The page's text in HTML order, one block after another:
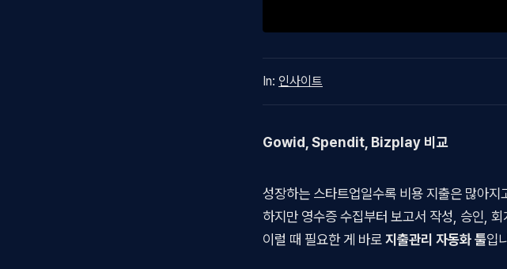
In: 인사이트
Gowid, Spendit, Bizplay 비교
성장하는 스타트업일수록 비용 지출은 많아
하지만 영수증 수집부터 보고서 작성, 승인,
이럴 때 필요한 게 바로지출관리 자동화 툴입